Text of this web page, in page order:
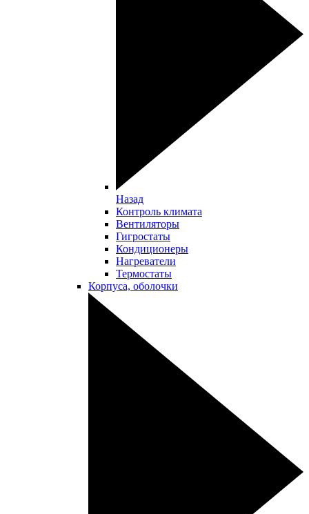
Назад
Контроль климата
Вентиляторы
Гигростаты
Кондиционеры
Нагреватели
Термостаты
Корпуса, оболочки